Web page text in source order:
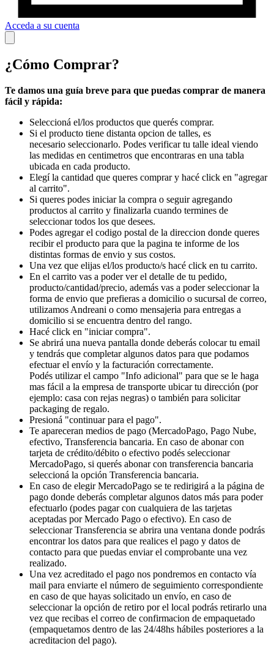
Acceda a su cuenta
¿Cómo Comprar?
Te damos una guía breve para que puedas comprar de manera
fácil y rápida:
Seleccioná el/los productos que querés comprar.
Si el producto tiene distanta opcion de talles, es
necesario seleccionarlo. Podes verificar tu talle ideal viendo
las medidas en centimetros que encontraras en una tabla
ubicada en cada producto.
Elegí la cantidad que queres comprar y hacé click en "agregar
al carrito".
Si queres podes iniciar la compra o seguir agregando
productos al carrito y finalizarla cuando termines de
seleccionar todos los que desees.
Podes agregar el codigo postal de la direccion donde queres
recibir el producto para que la pagina te informe de los
distintas formas de envio y sus costos.
Una vez que elijas el/los producto/s hacé click en tu carrito.
En el carrito vas a poder ver el detalle de tu pedido,
producto/cantidad/precio, además vas a poder seleccionar la
forma de envio que prefieras a domicilio o sucursal de correo,
utilizamos Andreani o como mensajeria para entregas a
domicilio si se encuentra dentro del rango.
Hacé click en "iniciar compra".
Se abrirá una nueva pantalla donde deberás colocar tu email
y tendrás que completar algunos datos para que podamos
efectuar el envío y la facturación correctamente.
Podés utilizar el campo "Info adicional" para que se le haga
mas fácil a la empresa de transporte ubicar tu dirección (por
ejemplo: casa con rejas negras) o también para solicitar
packaging de regalo.
Presioná "continuar para el pago".
Te apareceran medios de pago (MercadoPago, Pago Nube,
efectivo, Transferencia bancaria. En caso de abonar con
tarjeta de crédito/débito o efectivo podés seleccionar
MercadoPago, si querés abonar con transferencia bancaria
seleccioná la opción Transferencia bancaria.
En caso de elegir MercadoPago se te redirigirá a la página de
pago donde deberás completar algunos datos más para poder
efectuarlo (podes pagar con cualquiera de las tarjetas
aceptadas por Mercado Pago o efectivo). En caso de
seleccionar Transferencia se abrira una ventana donde podrás
encontrar los datos para que realices el pago y datos de
contacto para que puedas enviar el comprobante una vez
realizado.
Una vez acreditado el pago nos pondremos en contacto vía
mail para enviarte el número de seguimiento correspondiente
en caso de que hayas solicitado un envío, en caso de
seleccionar la opción de retiro por el local podrás retirarlo una
vez que recibas el correo de confirmacion de empaquetado
(empaquetamos dentro de las 24/48hs hábiles posteriores a la
acreditacion del pago).